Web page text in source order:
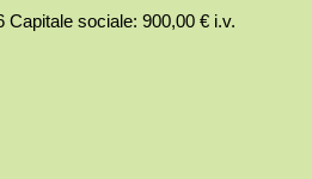
Capitale sociale: 900,00 € i.v.